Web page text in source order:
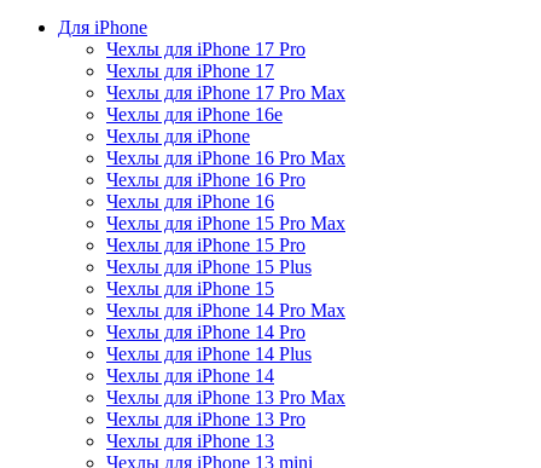
Для iPhone
Чехлы для iPhone 17 Pro
Чехлы для iPhone 17
Чехлы для iPhone 17 Pro Max
Чехлы для iPhone 16e
Чехлы для iPhone
Чехлы для iPhone 16 Pro Max
Чехлы для iPhone 16 Pro
Чехлы для iPhone 16
Чехлы для iPhone 15 Pro Max
Чехлы для iPhone 15 Pro
Чехлы для iPhone 15 Plus
Чехлы для iPhone 15
Чехлы для iPhone 14 Pro Max
Чехлы для iPhone 14 Pro
Чехлы для iPhone 14 Plus
Чехлы для iPhone 14
Чехлы для iPhone 13 Pro Max
Чехлы для iPhone 13 Pro
Чехлы для iPhone 13
Чехлы для iPhone 13 mini